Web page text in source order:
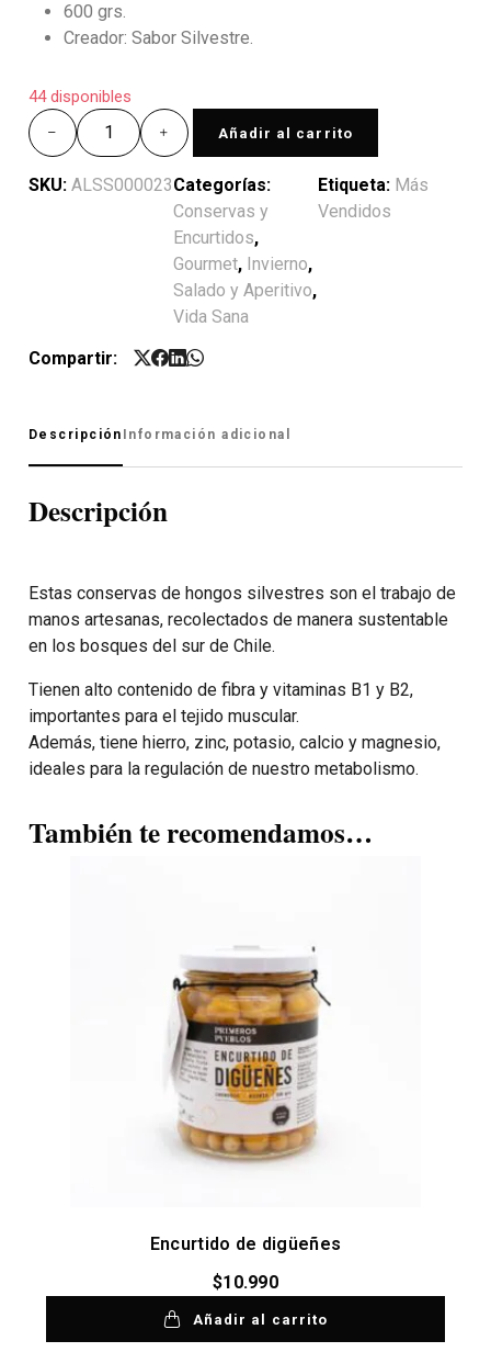
600 grs.
Creador: Sabor Silvestre.
44 disponibles
Añadir al carrito
SKU: ALSS000023Categorías:
Conservas y
Encurtidos,
Gourmet, Invierno,
Salado y Aperitivo,
Vida Sana
Etiqueta: Más
Vendidos
Compartir:
Descripción Información adicional
Descripción
Estas conservas de hongos silvestres son el trabajo de
manos artesanas, recolectados de manera sustentable
en los bosques del sur de Chile.
Tienen alto contenido de fibra y vitaminas B1 y B2,
importantes para el tejido muscular.
Además, tiene hierro, zinc, potasio, calcio y magnesio,
ideales para la regulación de nuestro metabolismo.
También te recomendamos…
Encurtido de digüeñes
$10.990
Añadir al carrito